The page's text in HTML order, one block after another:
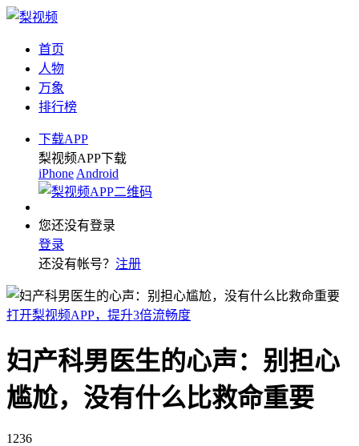
首页
人物
万象
排行榜
下载APP
梨视频APP下载
iPhone Android
您还没有登录
登录
还没有帐号？ 注册
打开梨视频APP，提升3倍流畅度
妇产科男医生的心声：别担心
尴尬，没有什么比救命重要
1236